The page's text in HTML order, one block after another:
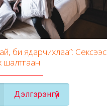
би ядарчихлаа”: Сексээс
шалтгаан
Дэлгэрэнгүй